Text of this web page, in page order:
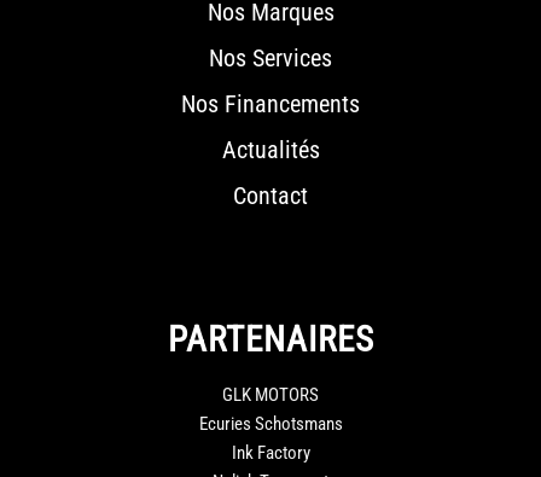
Nos Marques
Nos Services
Nos Financements
Actualités
Contact
PARTENAIRES
GLK MOTORS
Ecuries Schotsmans
Ink Factory